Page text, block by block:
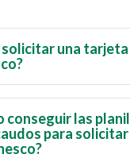
solicitar una
y deseas
debes
> Solicitudes
con el mismo usuario y
conseguir las
para